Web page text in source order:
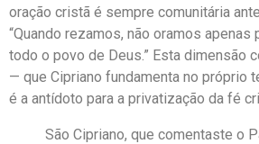
oração cristã é sempre comunitária
“Quando rezamos, não oramos
todo o povo de Deus.” Esta dimensão
— que Cipriano fundamenta no próprio
é a antídoto para a privatização da fé
São Cipriano, que comentaste o